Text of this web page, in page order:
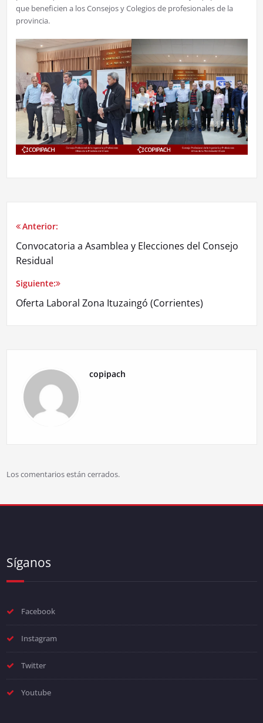
que beneficien a los Consejos y Colegios de profesionales de la
provincia.
Anterior:
Convocatoria a Asamblea y Elecciones del Consejo
Residual
Siguiente:
Oferta Laboral Zona Ituzaingó (Corrientes)
copipach
Los comentarios están cerrados.
Síganos
Facebook
Instagram
Twitter
Youtube